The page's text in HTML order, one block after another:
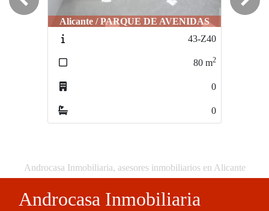
Alicante / PARQUE DE AVENIDAS
43-Z40
80m 2
Alicante / AV NOVELDA
Previous Next
Androcasa Inmobiliaria, asesores inmobiliarios en Alicante
Androcasa Inmobiliaria